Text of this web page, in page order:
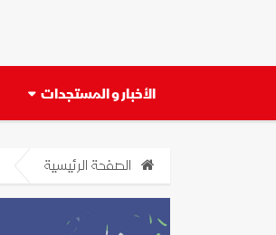
الأخبار و المستجدات
الصفحة الرئيسية